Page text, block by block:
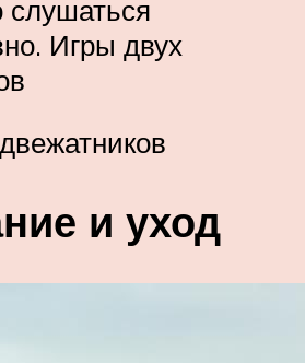
слушаться
Игры двух
и уход